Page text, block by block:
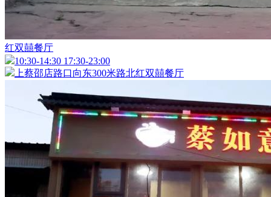
红双囍餐厅
10:30-14:30 17:30-23:00
上蔡邵店路口向东300米路北红双囍餐厅